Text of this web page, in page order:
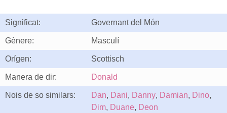
Significat: Governant del Món
Gènere: Masculí
Orígen: Scottisch
Manera de dir: Donald
Nois de so similars: Dan, Dani, Danny, Damian, Dino,
Dim, Duane, Deon